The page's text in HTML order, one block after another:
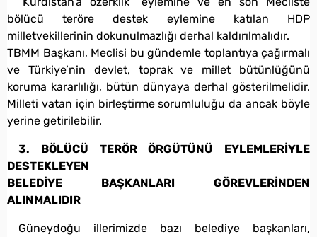
bölücü teröre destek eylemine katılan HDP
milletvekillerinin dokunulmazlığı derhal kaldırılmalıdır.
TBMM Başkanı, Meclisi bu gündemle toplantıya çağırmalı
ve Türkiye’nin devlet, toprak ve millet bütünlüğünü
koruma kararlılığı, bütün dünyaya derhal gösterilmelidir.
Milleti vatan için birleştirme sorumluluğu da ancak böyle
yerine getirilebilir.
3. BÖLÜCÜ TERÖR ÖRGÜTÜNÜ EYLEMLERİYLE
DESTEKLEYEN
BELEDİYE BAŞKANLARI GÖREVLERİNDEN
ALINMALIDIR
Güneydoğu illerimizde bazı belediye başkanları,